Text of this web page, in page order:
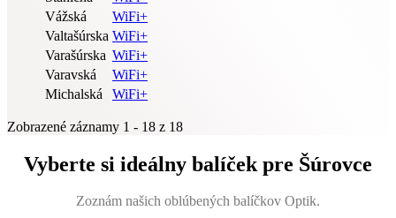
Vážská
WiFi+
Valtašúrska WiFi+
Varašúrska WiFi+
Varavská
WiFi+
Michalská
WiFi+
Zobrazené záznamy 1 - 18 z 18
Vyberte si ideálny balíček pre Šúrovce
Zoznám našich oblúbených balíčkov Optik.